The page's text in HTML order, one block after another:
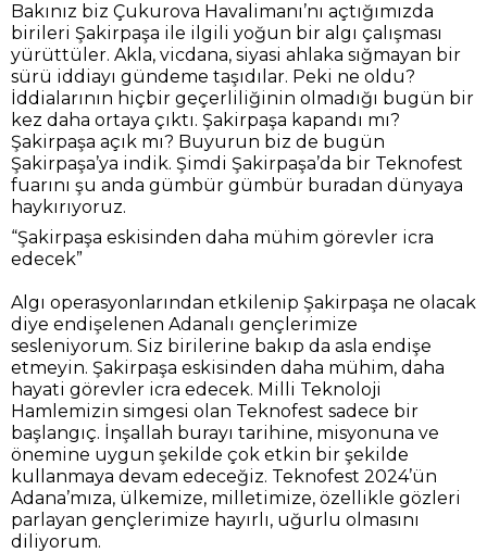
Bakınız biz Çukurova Havalimanı’nı açtığımızda
birileri Şakirpaşa ile ilgili yoğun bir algı çalışması
yürüttüler. Akla, vicdana, siyasi ahlaka sığmayan bir
sürü iddiayı gündeme taşıdılar. Peki ne oldu?
İddialarının hiçbir geçerliliğinin olmadığı bugün bir
kez daha ortaya çıktı. Şakirpaşa kapandı mı?
Şakirpaşa açık mı? Buyurun biz de bugün
Şakirpaşa’ya indik. Şimdi Şakirpaşa’da bir Teknofest
fuarını şu anda gümbür gümbür buradan dünyaya
haykırıyoruz.
“Şakirpaşa eskisinden daha mühim görevler icra
edecek”
Algı operasyonlarından etkilenip Şakirpaşa ne olacak
diye endişelenen Adanalı gençlerimize
sesleniyorum. Siz birilerine bakıp da asla endişe
etmeyin. Şakirpaşa eskisinden daha mühim, daha
hayati görevler icra edecek. Milli Teknoloji
Hamlemizin simgesi olan Teknofest sadece bir
başlangıç. İnşallah burayı tarihine, misyonuna ve
önemine uygun şekilde çok etkin bir şekilde
kullanmaya devam edeceğiz. Teknofest 2024’ün
Adana’mıza, ülkemize, milletimize, özellikle gözleri
parlayan gençlerimize hayırlı, uğurlu olmasını
diliyorum.